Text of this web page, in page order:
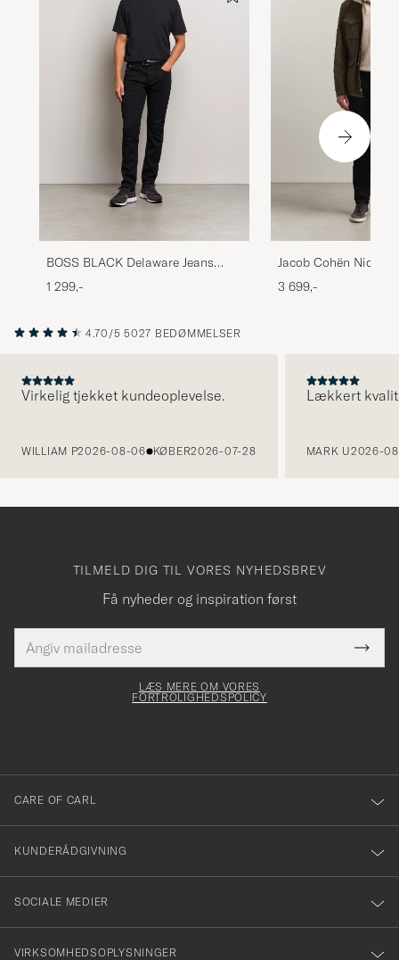
BOSS BLACK Delaware Jeans
Black
1 299,-
Jacob Cohën Nick
Stay Black Jeans
3 699,-
4.70/5 5027 BEDØMMELSER
Virkelig tjekket kundeoplevelse.
WILLIAM P2026-08-06 KØBER2026-07-28
Lækkert
MARK U2026-
TILMELD DIG TIL VORES NYHEDSBREV
Få nyheder og inspiration først
mailadresse
skal
Tack
för
dig
till
vårt
nyhetsbrev!
LÆS MERE OM VORES
FORTROLIGHEDSPOLICY
CARE OF CARL
KUNDERÅDGIVNING
SOCIALE MEDIER
VIRKSOMHEDSOPLYSNINGER